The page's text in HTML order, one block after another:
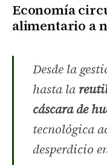
Economía
alimentario a
Desde la
hasta la
cáscara de
tecnológica
desperdicio